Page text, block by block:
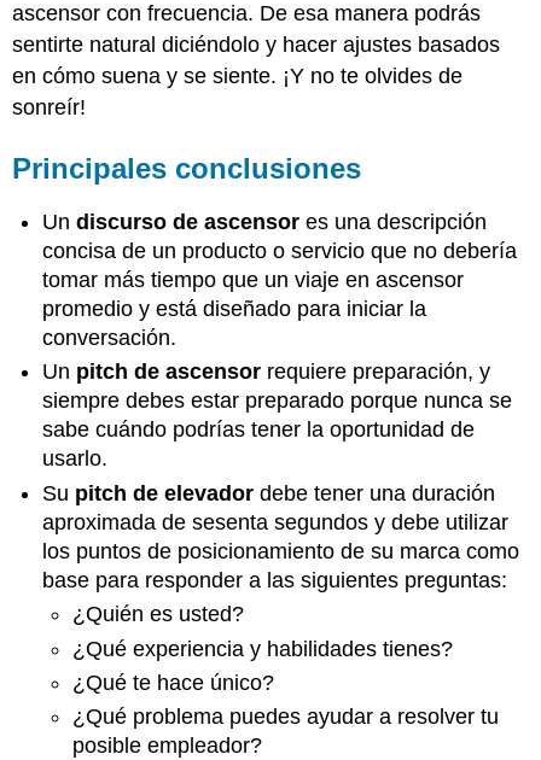
ascensor con frecuencia. De esa manera podrás
sentirte natural diciéndolo y hacer ajustes basados
en cómo suena y se siente. ¡Y no te olvides de
sonreír!
Principales conclusiones
Undiscurso de ascensor es una descripción
concisa de un producto o servicio que no debería
tomar más tiempo que un viaje en ascensor
promedio y está diseñado para iniciar la
conversación.
Un pitch de ascensor requiere preparación, y
siempre debes estar preparado porque nunca se
sabe cuándo podrías tener la oportunidad de
usarlo.
Su pitch de elevador debe tener una duración
aproximada de sesenta segundos y debe utilizar
los puntos de posicionamiento de su marca como
base para responder a las siguientes preguntas:
¿Quién es usted?
¿Qué experiencia y habilidades tienes?
¿Qué te hace único?
¿Qué problema puedes ayudar a resolver tu
posible empleador?